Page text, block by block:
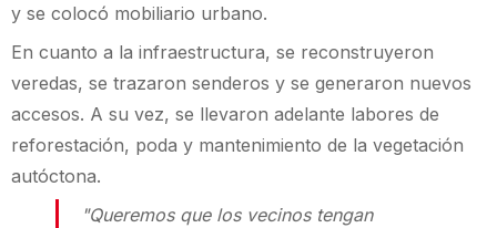
y se colocó mobiliario urbano.
En cuanto a la infraestructura, se reconstruyeron
veredas, se trazaron senderos y se generaron nuevos
accesos. A su vez, se llevaron adelante labores de
reforestación, poda y mantenimiento de la vegetación
autóctona.
"Queremos que los vecinos tengan